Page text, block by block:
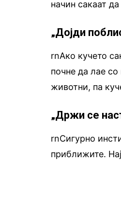
начин сакаат
„Дојди
rnАко кучето
почне да лае со
животни, па
„Држи се
rnСигурно
приближите.